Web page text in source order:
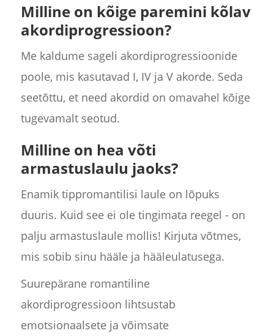
Milline on kõige paremini kõlav
akordiprogressioon?
Me kaldume sageli akordiprogressioonide
poole, mis kasutavad I, IV ja V akorde. Seda
seetõttu, et need akordid on omavahel kõige
tugevamalt seotud.
Milline on hea võti
armastuslaulu jaoks?
Enamik tippromantilisi laule on lõpuks
duuris. Kuid see ei ole tingimata reegel - on
palju armastuslaule mollis! Kirjuta võtmes,
mis sobib sinu hääle ja hääleulatusega.
Suurepärane romantiline
akordiprogressioon lihtsustab
emotsionaalsete ja võimsate